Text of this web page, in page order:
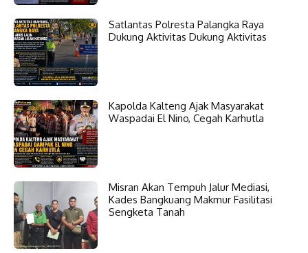
Satlantas Polresta Palangka Raya
Dukung Aktivitas Dukung Aktivitas
Kapolda Kalteng Ajak Masyarakat
Waspadai El Nino, Cegah Karhutla
Misran Akan Tempuh Jalur Mediasi,
Kades Bangkuang Makmur Fasilitasi
Sengketa Tanah